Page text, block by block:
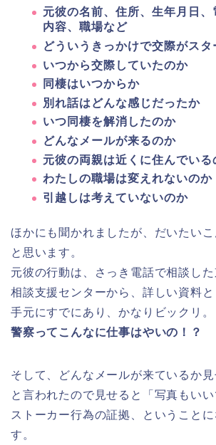
元彼の名前、住所、生年月日
内容、職場など
どういうきっかけで交際がス
いつから交際していたのか
同棲はいつからか
別れ話はどんな感じだったか
いつ同棲を解消したのか
どんなメールが来るのか
元彼の両親は近くに住んでいる
わたしの職場は変えれないのか
引越しは考えていないのか
ほかにも聞かれましたが、だいたい
と思います。
元彼の行動は、さっき電話で相談し
相談支援センターから、詳しい資料
手元にすでにあり、かなりビックリ。
警察ってこんなに仕事はやいの！？
そして、どんなメールが来ているか見
と言われたので見せると「写真もいい
ストーカー行為の証拠、ということ
す。